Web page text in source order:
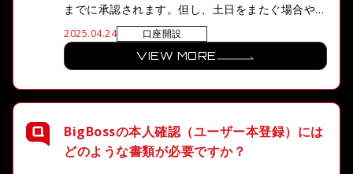
までに承認されます。但し、土日をまたぐ場合や混
雑状況により、承認に時間がかかる場合もございま
す。不備がないにも関わらず、承認手続きが完了し
ない場合、サポートデスクまでお問い合わせくださ
2025.04.24
口座開設
VIEW MORE
BigBossの本人確認（ユーザー本登録）には
どのような書類が必要ですか？